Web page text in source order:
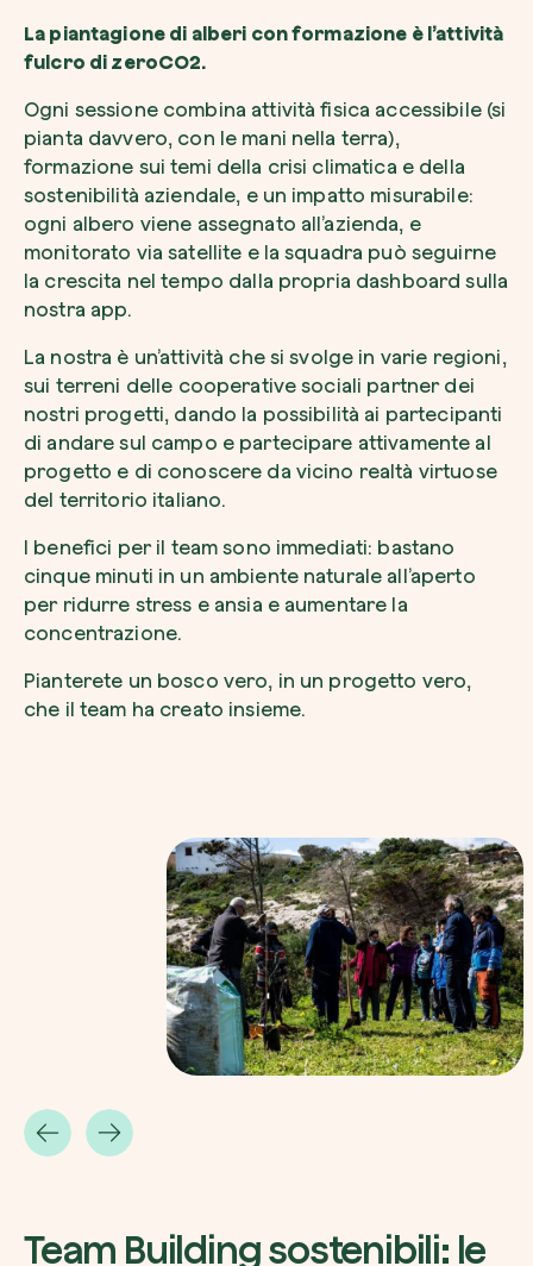
La piantagione di alberi con formazione è l’attività
fulcro di zeroCO2.
Ogni sessione combina attività fisica accessibile (si
pianta davvero, con le mani nella terra),
formazione sui temi della crisi climatica e della
sostenibilità aziendale, e un impatto misurabile:
ogni albero viene assegnato all’azienda, e
monitorato via satellite e la squadra può seguirne
la crescita nel tempo dalla propria dashboard sulla
nostra app.
La nostra è un’attività che si svolge in varie regioni,
sui terreni delle cooperative sociali partner dei
nostri progetti, dando la possibilità ai partecipanti
di andare sul campo e partecipare attivamente al
progetto e di conoscere da vicino realtà virtuose
del territorio italiano.
I benefici per il team sono immediati: bastano
cinque minuti in un ambiente naturale all’aperto
per ridurre stress e ansia e aumentare la
concentrazione.
Pianterete un bosco vero, in un progetto vero,
che il team ha creato insieme.
Team Building sostenibili: le
Riscatta un albero
Inserisci il tuo codice per riscattare un
Usa il codice